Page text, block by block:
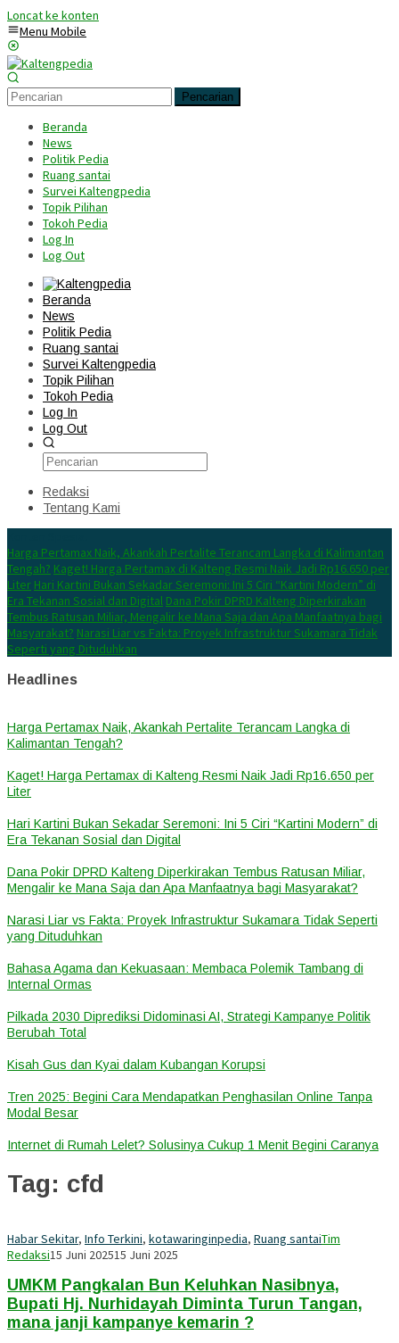
Loncat ke konten
Menu Mobile
Pencarian
Beranda
News
Politik Pedia
Ruang santai
Survei Kaltengpedia
Topik Pilihan
Tokoh Pedia
Log In
Log Out
Beranda
News
Politik Pedia
Ruang santai
Survei Kaltengpedia
Topik Pilihan
Tokoh Pedia
Log In
Log Out
Redaksi
Tentang Kami
Harga Pertamax Naik, Akankah Pertalite Terancam Langka di Kalimantan
Tengah? Kaget! Harga Pertamax di Kalteng Resmi Naik Jadi Rp16.650 per
Liter Hari Kartini Bukan Sekadar Seremoni: Ini 5 Ciri “Kartini Modern” di
Era Tekanan Sosial dan Digital Dana Pokir DPRD Kalteng Diperkirakan
Tembus Ratusan Miliar, Mengalir ke Mana Saja dan Apa Manfaatnya bagi
Masyarakat? Narasi Liar vs Fakta: Proyek Infrastruktur Sukamara Tidak
Seperti yang Dituduhkan
Headlines
Harga Pertamax Naik, Akankah Pertalite Terancam Langka di
Kalimantan Tengah?
Kaget! Harga Pertamax di Kalteng Resmi Naik Jadi Rp16.650 per
Liter
Hari Kartini Bukan Sekadar Seremoni: Ini 5 Ciri “Kartini Modern” di
Era Tekanan Sosial dan Digital
Dana Pokir DPRD Kalteng Diperkirakan Tembus Ratusan Miliar,
Mengalir ke Mana Saja dan Apa Manfaatnya bagi Masyarakat?
Narasi Liar vs Fakta: Proyek Infrastruktur Sukamara Tidak Seperti
yang Dituduhkan
Bahasa Agama dan Kekuasaan: Membaca Polemik Tambang di
Internal Ormas
Pilkada 2030 Diprediksi Didominasi AI, Strategi Kampanye Politik
Berubah Total
Kisah Gus dan Kyai dalam Kubangan Korupsi
Tren 2025: Begini Cara Mendapatkan Penghasilan Online Tanpa
Modal Besar
Internet di Rumah Lelet? Solusinya Cukup 1 Menit Begini Caranya
Tag: cfd
Habar Sekitar, Info Terkini, kotawaringinpedia, Ruang santaiTim
Redaksi15 Juni 202515 Juni 2025
UMKM Pangkalan Bun Keluhkan Nasibnya,
Bupati Hj. Nurhidayah Diminta Turun Tangan,
mana janji kampanye kemarin ?